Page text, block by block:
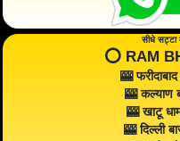
सीधे सट्टा
⭕️ RAM
🎰
🎰 कल्याण
🎰 खाटू
🎰 दिल्ली